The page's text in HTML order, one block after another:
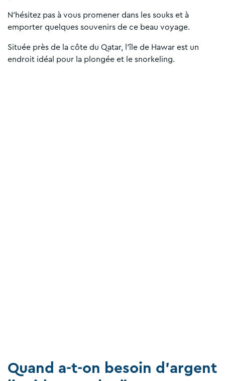
N'hésitez pas à vous promener dans les souks et à
emporter quelques souvenirs de ce beau voyage.
Située près de la côte du Qatar, l'île de Hawar est un
endroit idéal pour la plongée et le snorkeling.
Quand a-t-on besoin d'argent